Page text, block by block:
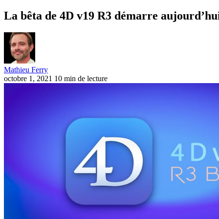
La bêta de 4D v19 R3 démarre
Mathieu Ferry
octobre 1, 2021 10 min de lecture